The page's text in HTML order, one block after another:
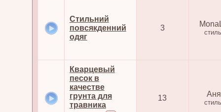
Стильний
повсякденний
одяг
3
Кварцевый
песок в
качестве
грунта для
травника
13